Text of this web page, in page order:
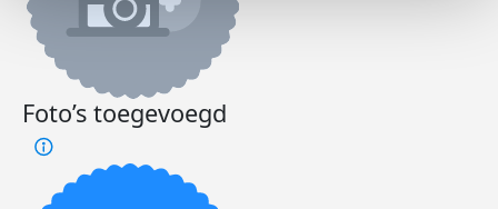
Foto’s toegevoegd